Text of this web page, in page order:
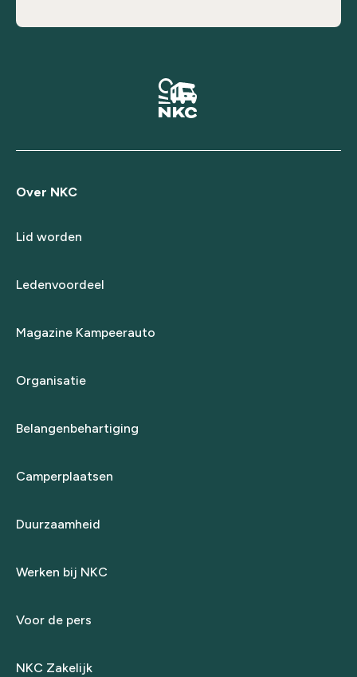
Over NKC
Lid worden
Ledenvoordeel
Magazine Kampeerauto
Organisatie
Belangenbehartiging
Camperplaatsen
Duurzaamheid
Werken bij NKC
Voor de pers
NKC Zakelijk